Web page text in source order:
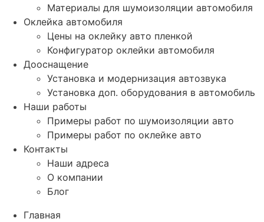
Материалы для шумоизоляции автомобиля
Оклейка автомобиля
Цены на оклейку авто пленкой
Конфигуратор оклейки автомобиля
Дооснащение
Установка и модернизация автозвука
Установка доп. оборудования в автомобиль
Наши работы
Примеры работ по шумоизоляции авто
Примеры работ по оклейке авто
Контакты
Наши адреса
О компании
Блог
Главная